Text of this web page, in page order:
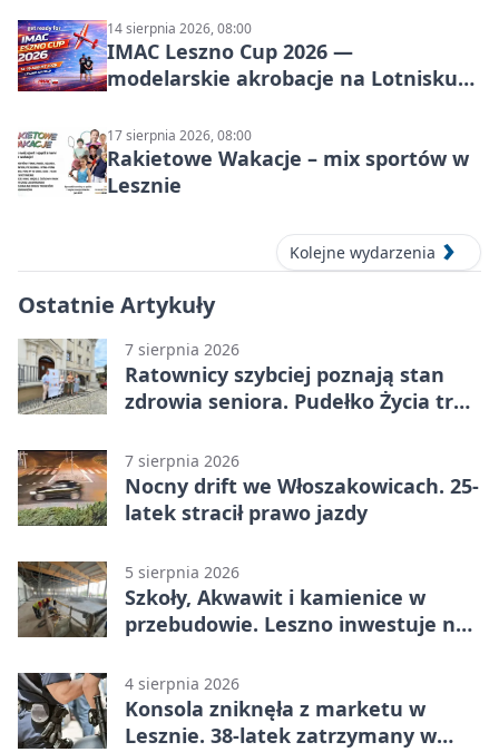
14 sierpnia 2026, 08:00
IMAC Leszno Cup 2026 —
modelarskie akrobacje na Lotnisku
17 sierpnia 2026, 08:00
Rakietowe Wakacje – mix sportów w
Lesznie
Kolejne wydarzenia
Ostatnie Artykuły
7 sierpnia 2026
Ratownicy szybciej poznają stan
zdrowia seniora. Pudełko Życia trafi
7 sierpnia 2026
Nocny drift we Włoszakowicach. 25-
latek stracił prawo jazdy
5 sierpnia 2026
Szkoły, Akwawit i kamienice w
przebudowie. Leszno inwestuje na
4 sierpnia 2026
Konsola zniknęła z marketu w
Lesznie. 38-latek zatrzymany w